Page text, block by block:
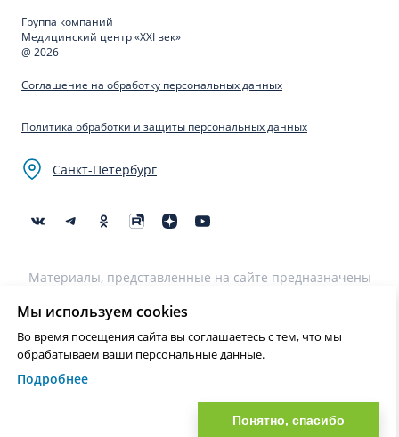
Группа компаний
Медицинский центр «XXI век»
@ 2026
Соглашение на обработку персональных данных
Политика обработки и защиты персональных данных
Санкт-Петербург
Материалы, представленные на сайте предназначены
использованы для постановки диагноза, назначения
лечения и не являются медицинскими рекомендациями.
Необходима консультация специалиста.
Нашли ошибку? Выделите текст и нажмите Ctrl+Enter или на ссылку
Мы используем cookies
Во время посещения сайта вы соглашаетесь с тем, что мы
обрабатываем ваши персональные данные.
Подробнее
Понятно, спасибо